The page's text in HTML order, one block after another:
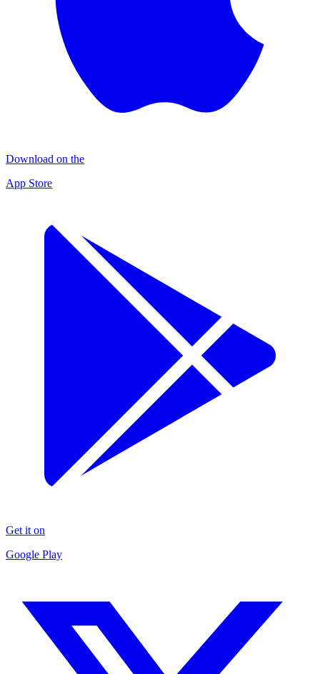
Download on the
App Store
Get it on
Google Play